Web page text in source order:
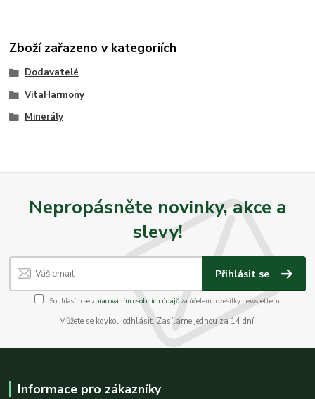
Zboží zařazeno v kategoriích
Dodavatelé
VitaHarmony
Minerály
Nepropásněte novinky, akce a
slevy!
Přihlásit se
Souhlasím se zpracováním osobních údajůza účelem rozesílky newsletteru.
Můžete se kdykoli odhlásit. Zasíláme jednou za 14 dní.
Informace pro zákazníky